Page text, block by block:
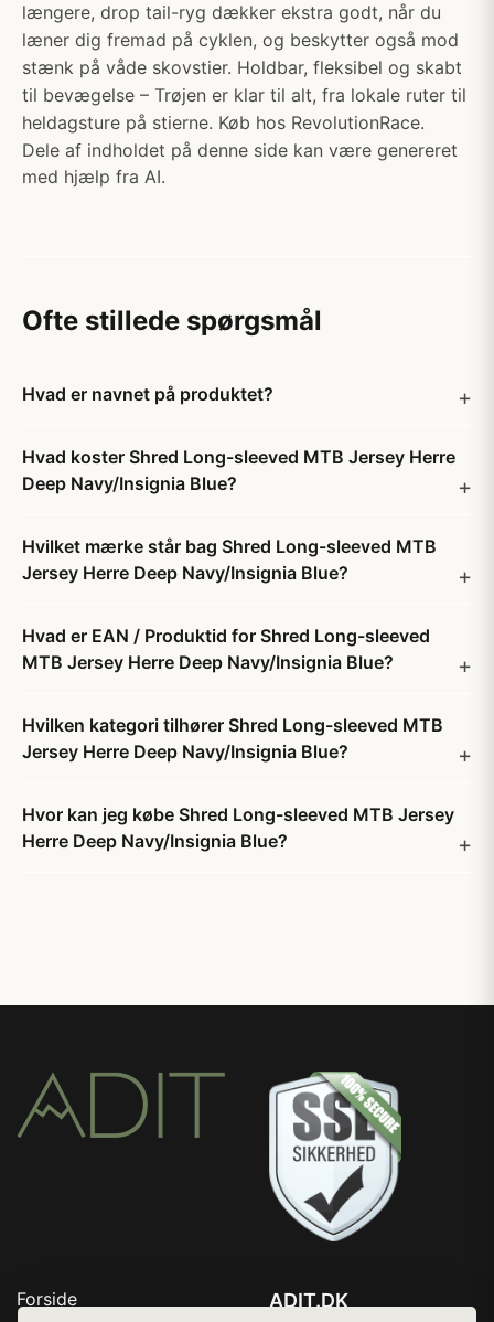
længere, drop tail-ryg dækker ekstra godt, når du
læner dig fremad på cyklen, og beskytter også mod
stænk på våde skovstier. Holdbar, fleksibel og skabt
til bevægelse – Trøjen er klar til alt, fra lokale ruter til
heldagsture på stierne. Køb hos RevolutionRace.
Dele af indholdet på denne side kan være genereret
med hjælp fra AI.
Ofte stillede spørgsmål
Hvad er navnet på produktet?
Hvad koster Shred Long-sleeved MTB Jersey Herre
Deep Navy/Insignia Blue?
Hvilket mærke står bag Shred Long-sleeved MTB
Jersey Herre Deep Navy/Insignia Blue?
Hvad er EAN / Produktid for Shred Long-sleeved
MTB Jersey Herre Deep Navy/Insignia Blue?
Hvilken kategori tilhører Shred Long-sleeved MTB
Jersey Herre Deep Navy/Insignia Blue?
Hvor kan jeg købe Shred Long-sleeved MTB Jersey
Herre Deep Navy/Insignia Blue?
Forside
ADIT.DK